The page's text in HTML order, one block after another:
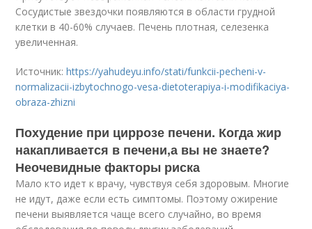
Сосудистые звездочки появляются в области грудной
клетки в 40-60% случаев. Печень плотная, селезенка
увеличенная.
Источник:https://yahudeyu.info/stati/funkcii-pecheni-v-
normalizacii-izbytochnogo-vesa-dietoterapiya-i-modifikaciya-
obraza-zhizni
Похудение при циррозе печени. Когда жир
накапливается в печени,а вы не знаете?
Неочевидные факторы риска
Мало кто идет к врачу, чувствуя себя здоровым. Многие
не идут, даже если есть симптомы. Поэтому ожирение
печени выявляется чаще всего случайно, во время